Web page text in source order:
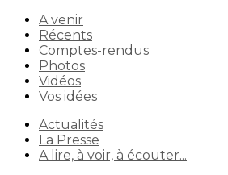
A venir
Récents
Comptes-rendus
Photos
Vidéos
Vos idées
Actualités
La Presse
A lire, à voir, à écouter...